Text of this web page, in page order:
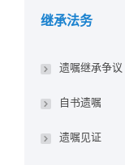
继承法务
遗嘱继承争议
自书遗嘱
遗嘱见证